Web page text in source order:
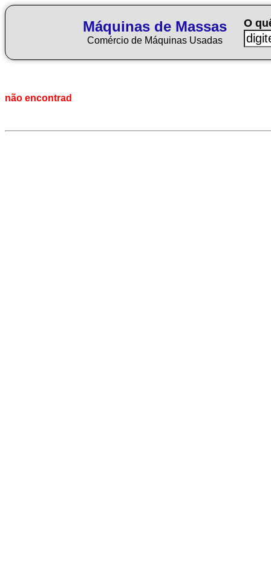
Máquinas de Massas
Comércio de Máquinas Usadas
O
não encontrad